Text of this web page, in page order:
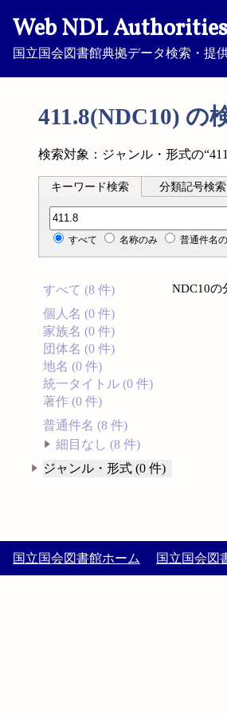
Web NDL Authorities
国立国会図書館典拠データ検索・提
411.8(NDC10) の
検索対象：ジャンル・形式の
キーワード検索 分類記号検索
分類記号検索
すべて 名称のみ 普通件名
すべて (8 件)
個人名 (0 件)
家族名 (0 件)
団体名 (0 件)
地名 (0 件)
統一タイトル (0 件)
著作 (0 件)
普通件名 (8 件)
細目なし (8 件)
ジャンル・形式 (0 件)
NDC10の
国立国会図書館ホーム 国立国会図